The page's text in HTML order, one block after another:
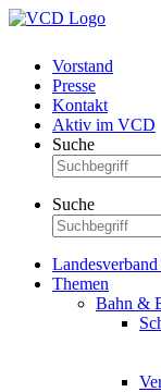
Vorstand
Presse
Kontakt
Aktiv im VCD
Suche
Suche
Landesverband
Themen
Bahn &